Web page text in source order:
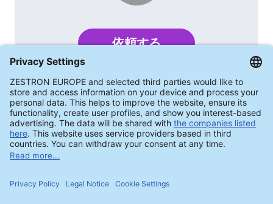
依頼する
※上記以外のお問い合わせはこちらからご連
絡ください。